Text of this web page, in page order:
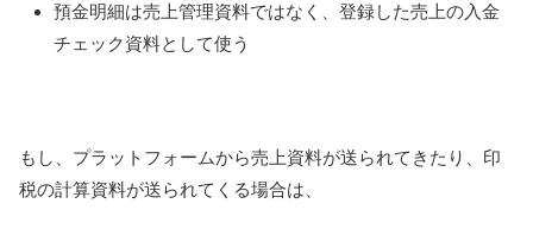
預金明細は売上管理資料ではなく、登録した売上の入金
チェック資料として使う
もし、プラットフォームから売上資料が送られてきたり、印
税の計算資料が送られてくる場合は、